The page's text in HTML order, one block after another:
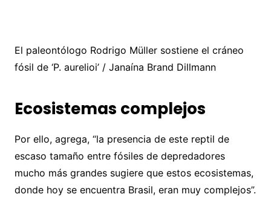
El paleontólogo Rodrigo Müller sostiene el cráneo
fósil de ‘P. aurelioi’ / Janaína Brand Dillmann
Ecosistemas complejos
Por ello, agrega, “la presencia de este reptil de
escaso tamaño entre fósiles de depredadores
mucho más grandes sugiere que estos ecosistemas,
donde hoy se encuentra Brasil, eran muy complejos”.